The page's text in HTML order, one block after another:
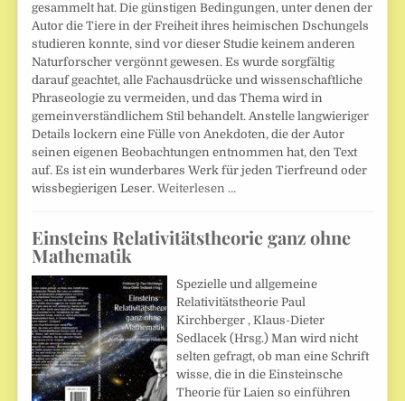
gesammelt hat. Die günstigen Bedingungen, unter denen der
Autor die Tiere in der Freiheit ihres heimischen Dschungels
studieren konnte, sind vor dieser Studie keinem anderen
Naturforscher vergönnt gewesen. Es wurde sorgfältig
darauf geachtet, alle Fachausdrücke und wissenschaftliche
Phraseologie zu vermeiden, und das Thema wird in
gemeinverständlichem Stil behandelt. Anstelle langwieriger
Details lockern eine Fülle von Anekdoten, die der Autor
seinen eigenen Beobachtungen entnommen hat, den Text
auf. Es ist ein wunderbares Werk für jeden Tierfreund oder
wissbegierigen Leser.Weiterlesen …
Einsteins Relativitätstheorie ganz ohne
Mathematik
Spezielle und allgemeine
Relativitätstheorie Paul
Kirchberger , Klaus-Dieter
Sedlacek (Hrsg.) Man wird nicht
selten gefragt, ob man eine Schrift
wisse, die in die Einsteinsche
Theorie für Laien so einführen